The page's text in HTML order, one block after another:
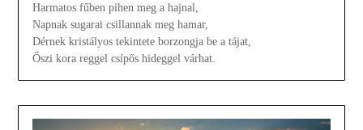
Harmatos fűben pihen meg a hajnal,
Napnak sugarai csillannak meg hamar,
Dérnek kristályos tekintete borzongja be a tájat,
Őszi kora reggel csípős hideggel várhat.